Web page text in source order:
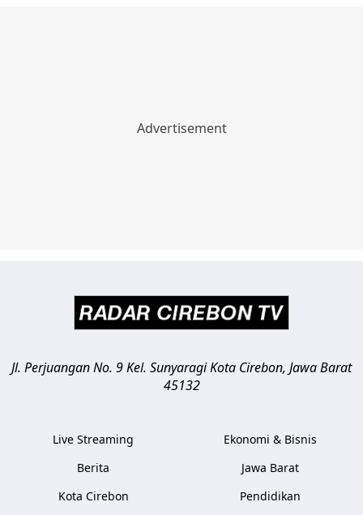
Jl. Perjuangan No. 9 Kel. SunyaragiKota Cirebon, Jawa Barat
45132
Live Streaming
Berita
Kota Cirebon
Ekonomi & Bisnis
Jawa Barat
Pendidikan